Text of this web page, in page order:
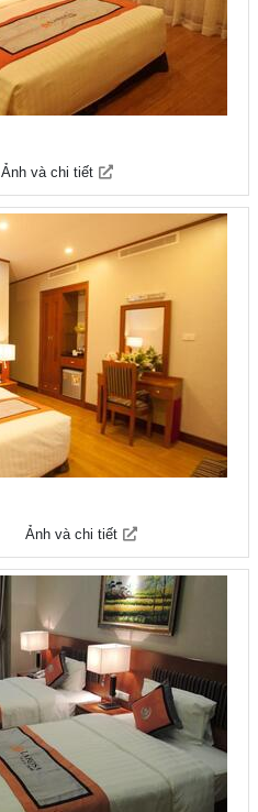
Ảnh và chi tiết
Ảnh và chi tiết